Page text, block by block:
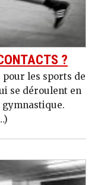
?
les sports de
se déroulent en
gymnastique.